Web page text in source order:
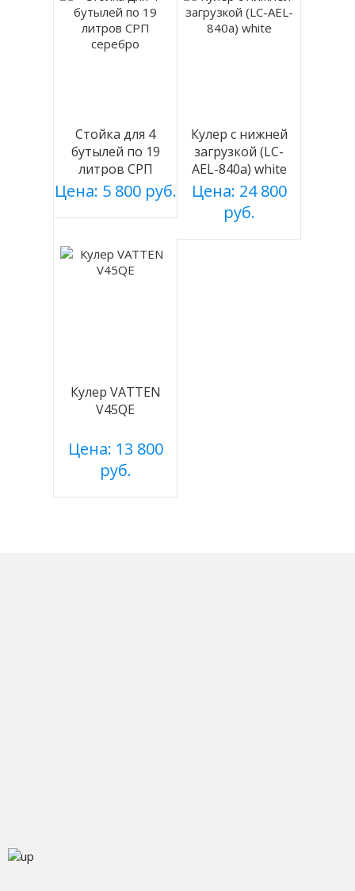
Стойка для 4
бутылей по 19
литров СРП
серебро
Цена: 5 800 руб.
Кулер с нижней
загрузкой (LC-
AEL-840a) white
Цена: 24 800
руб.
Кулер VATTEN
V45QE
Цена: 13 800
руб.